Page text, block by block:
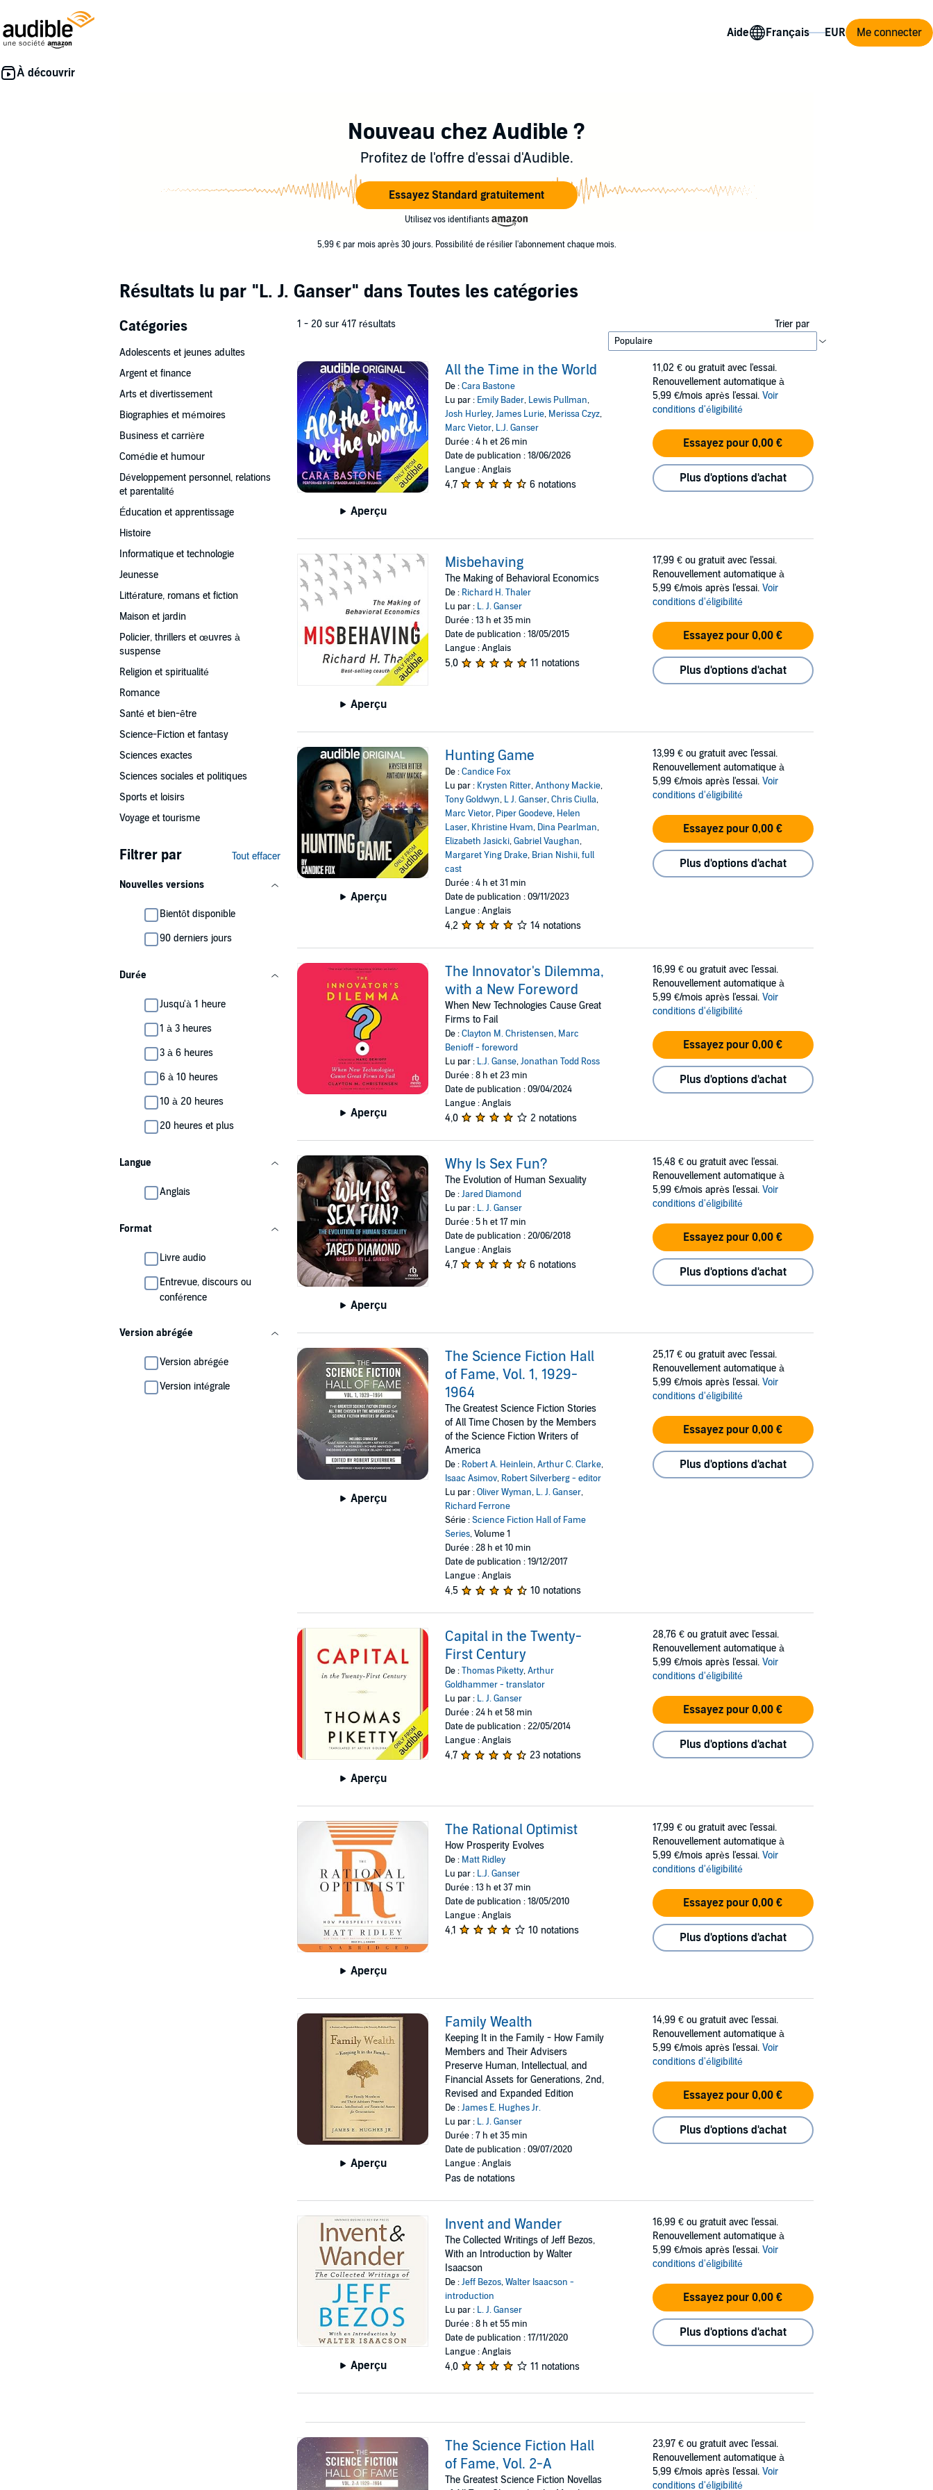
Aide Me connecter
Nouveau chez Audible ?
Profitez de l'offre d'essai d'Audible.
Essayez Standard gratuitement
Utilisez vos identifiants
5,99 € par mois après 30 jours. Possibilité de résilier l'abonnement chaque mois.
Résultats lu par "L. J. Ganser" dans Toutes les catégories
Catégories
Adolescents et jeunes adultes
Argent et finance
Arts et divertissement
Biographies et mémoires
Business et carrière
Comédie et humour
Développement personnel, relations
et parentalité
Éducation et apprentissage
Histoire
Informatique et technologie
Jeunesse
Littérature, romans et fiction
Maison et jardin
Policier, thrillers et œuvres à
suspense
Religion et spiritualité
Romance
Santé et bien-être
Science-Fiction et fantasy
Sciences exactes
Sciences sociales et politiques
Sports et loisirs
Voyage et tourisme
Filtrer par Tout effacer
Nouvelles versions
Bientôt disponible
90 derniers jours
Durée
Jusqu'à 1 heure
1 à 3 heures
3 à 6 heures
6 à 10 heures
10 à 20 heures
20 heures et plus
Langue
Anglais
Format
Livre audio
Entrevue, discours ou
conférence
Version abrégée
Version abrégée
Version intégrale
1 - 20 sur 417 résultats Trier par
Aperçu
All the Time in the World
De :Cara Bastone
Lu par : Emily Bader, Lewis Pullman,
Josh Hurley,James Lurie, Merissa Czyz,
Marc Vietor, L.J. Ganser
Durée : 4 h et 26 min
Date de publication : 18/06/2026
Langue : Anglais
4,7 6 notations
11,02 € ou gratuit avec l'essai.
Renouvellement automatique à
5,99 €/mois après l'essai. Voir
conditions d'éligibilité
Essayez pour 0,00 €
Plus d'options d'achat
Aperçu
Misbehaving
The Making of Behavioral Economics
De : Richard H. Thaler
Lu par : L. J. Ganser
Durée : 13 h et 35 min
Date de publication : 18/05/2015
Langue : Anglais
5,0 11 notations
17,99 € ou gratuit avec l'essai.
Renouvellement automatique à
5,99 €/mois après l'essai. Voir
conditions d'éligibilité
Essayez pour 0,00 €
Plus d'options d'achat
Aperçu
Hunting Game
De :Candice Fox
Lu par : Krysten Ritter,Anthony Mackie,
Tony Goldwyn, L J. Ganser,Chris Ciulla,
Marc Vietor, Piper Goodeve, Helen
Laser, Khristine Hvam, Dina Pearlman,
Elizabeth Jasicki,Gabriel Vaughan,
Margaret Ying Drake, Brian Nishii,full
cast
Durée : 4 h et 31 min
Date de publication : 09/11/2023
Langue : Anglais
4,2 14 notations
13,99 € ou gratuit avec l'essai.
Renouvellement automatique à
5,99 €/mois après l'essai. Voir
conditions d'éligibilité
Essayez pour 0,00 €
Plus d'options d'achat
Aperçu
The Innovator's Dilemma,
with a New Foreword
When New Technologies Cause Great
Firms to Fail
De :Clayton M. Christensen, Marc
Benioff - foreword
Lu par : L.J. Ganse,Jonathan Todd Ross
Durée : 8 h et 23 min
Date de publication : 09/04/2024
Langue : Anglais
4,0 2 notations
16,99 € ou gratuit avec l'essai.
Renouvellement automatique à
5,99 €/mois après l'essai. Voir
conditions d'éligibilité
Essayez pour 0,00 €
Plus d'options d'achat
Aperçu
Why Is Sex Fun?
The Evolution of Human Sexuality
De :Jared Diamond
Lu par : L. J. Ganser
Durée : 5 h et 17 min
Date de publication : 20/06/2018
Langue : Anglais
4,7 6 notations
15,48 € ou gratuit avec l'essai.
Renouvellement automatique à
5,99 €/mois après l'essai. Voir
conditions d'éligibilité
Essayez pour 0,00 €
Plus d'options d'achat
Aperçu
The Science Fiction Hall
of Fame, Vol. 1, 1929-
1964
The Greatest Science Fiction Stories
of All Time Chosen by the Members
of the Science Fiction Writers of
America
De : Robert A. Heinlein,Arthur C. Clarke,
Isaac Asimov, Robert Silverberg - editor
Lu par :Oliver Wyman, L. J. Ganser,
Richard Ferrone
Série :Science Fiction Hall of Fame
Series, Volume 1
Durée : 28 h et 10 min
Date de publication : 19/12/2017
Langue : Anglais
4,5 10 notations
25,17 € ou gratuit avec l'essai.
Renouvellement automatique à
5,99 €/mois après l'essai. Voir
conditions d'éligibilité
Essayez pour 0,00 €
Plus d'options d'achat
Aperçu
Capital in the Twenty-
First Century
De :Thomas Piketty,Arthur
Goldhammer - translator
Lu par : L. J. Ganser
Durée : 24 h et 58 min
Date de publication : 22/05/2014
Langue : Anglais
4,7 23 notations
28,76 € ou gratuit avec l'essai.
Renouvellement automatique à
5,99 €/mois après l'essai. Voir
conditions d'éligibilité
Essayez pour 0,00 €
Plus d'options d'achat
Aperçu
The Rational Optimist
How Prosperity Evolves
De : Matt Ridley
Lu par : L.J. Ganser
Durée : 13 h et 37 min
Date de publication : 18/05/2010
Langue : Anglais
4,1 10 notations
17,99 € ou gratuit avec l'essai.
Renouvellement automatique à
5,99 €/mois après l'essai. Voir
conditions d'éligibilité
Essayez pour 0,00 €
Plus d'options d'achat
Aperçu
Family Wealth
Keeping It in the Family - How Family
Members and Their Advisers
Preserve Human, Intellectual, and
Financial Assets for Generations, 2nd,
Revised and Expanded Edition
De :James E. Hughes Jr.
Lu par : L. J. Ganser
Durée : 7 h et 35 min
Date de publication : 09/07/2020
Langue : Anglais
Pas de notations
14,99 € ou gratuit avec l'essai.
Renouvellement automatique à
5,99 €/mois après l'essai. Voir
conditions d'éligibilité
Essayez pour 0,00 €
Plus d'options d'achat
Aperçu
Invent and Wander
The Collected Writings of Jeff Bezos,
With an Introduction by Walter
Isaacson
De :Jeff Bezos,Walter Isaacson -
introduction
Lu par : L. J. Ganser
Durée : 8 h et 55 min
Date de publication : 17/11/2020
Langue : Anglais
4,0 11 notations
16,99 € ou gratuit avec l'essai.
Renouvellement automatique à
5,99 €/mois après l'essai. Voir
conditions d'éligibilité
Essayez pour 0,00 €
Plus d'options d'achat
The Science Fiction Hall
of Fame, Vol. 2-A
The Greatest Science Fiction Novellas
23,97 € ou gratuit avec l'essai.
Renouvellement automatique à
5,99 €/mois après l'essai. Voir
conditions d'éligibilité